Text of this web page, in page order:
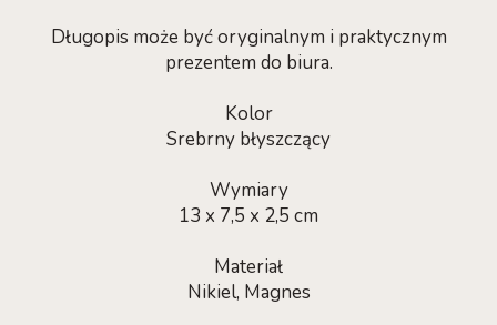
Długopis może być oryginalnym i praktycznym
prezentem do biura.
Kolor
Srebrny błyszczący
Wymiary
13 x 7,5 x 2,5 cm
Materiał
Nikiel, Magnes